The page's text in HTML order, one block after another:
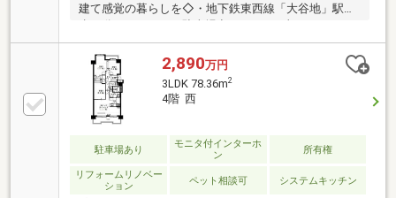
建て感覚の暮らしを◇・地下鉄東西線「大谷地」駅徒
円）・和室（約8帖）あり・全居室にたっぷり収納あ
り・犬、猫成長時の体高50cm以下、合計2頭まで・約
45㎡の専用庭（月額800円）≪リフォーム内容≫令和7
年12月にリフォーム済・システムキッチン交換（食洗
器付）・洗面台交換、トイレ（温水洗浄便座付）交
換・浴室交換（浴室乾燥機付）・クロス、フローリン
グ張替（洋室はカーペット）・エアコン新設（冷暖
房）暮らしやすさがつまった理想の住まいをぜひ現地
でご体感くださ…
2,890万円
3LDK 78.36m2
4階 西
駐車場あり
モニタ付インターホ
ン
所有権
リフォームリノベー
ション
ペット相談可 システムキッチン